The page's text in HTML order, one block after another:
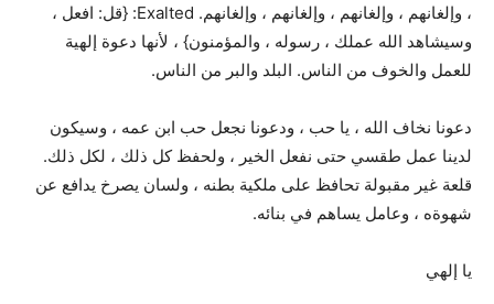
، وإلغانهم ، وإلغانهم ، وإلغانهم ، وإلغانهم. Exalted: {قل: افعل ،
وسيشاهد الله عملك ، رسوله ، والمؤمنون} ، لأنها دعوة إلهية
للعمل والخوف من الناس. البلد والبر من الناس.
دعونا نخاف الله ، يا حب ، ودعونا نجعل حب ابن عمه ، وسيكون
لدينا عمل طقسي حتى نفعل الخير ، ولحفظ كل ذلك ، لكل ذلك.
قلعة غير مقبولة تحافظ على ملكية بطنه ، ولسان يصرخ يدافع عن
شهوةه ، وعامل يساهم في بنائه.
يا إلهي